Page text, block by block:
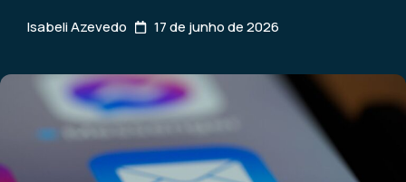
Isabeli Azevedo 17 de junho de 2026